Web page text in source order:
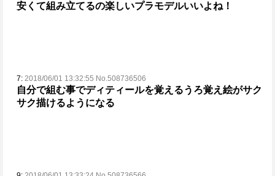
安くて組み立てるの楽しいプラモデルいいよね！
7: 2018/06/01 13:32:55 No.508736506
自分で組む事でディティールを覚えるうろ覚え絵がサク
サク描けるようになる